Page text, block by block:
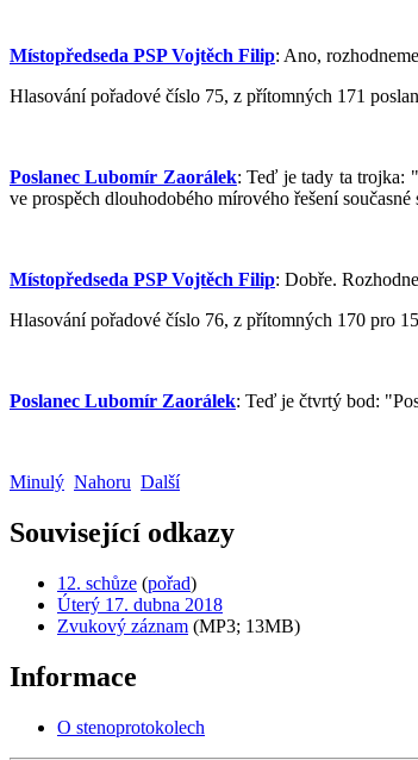
Místopředseda PSP Vojtěch Filip: Ano,
Hlasování pořadové číslo 75, z přítomných 171
Poslanec Lubomír Zaorálek: Teď je tady ta trojka:
ve prospěch dlouhodobého mírového řešení
Místopředseda PSP Vojtěch Filip: Dobře.
Hlasování pořadové číslo 76, z přítomných 170 pro
Poslanec Lubomír Zaorálek: Teď je čtvrtý bod:
Minulý Nahoru Další
Související odkazy
12. schůze (pořad)
Úterý 17. dubna 2018
Zvukový záznam (MP3; 13MB)
Informace
O stenoprotokolech